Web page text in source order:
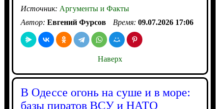
Источник: Аргументы и Факты
Автор: Евгений Фурсов Время: 09.07.2026 17:06
Наверх
В Одессе огонь на суше и в море:
базы пиратов ВСУ и НАТО